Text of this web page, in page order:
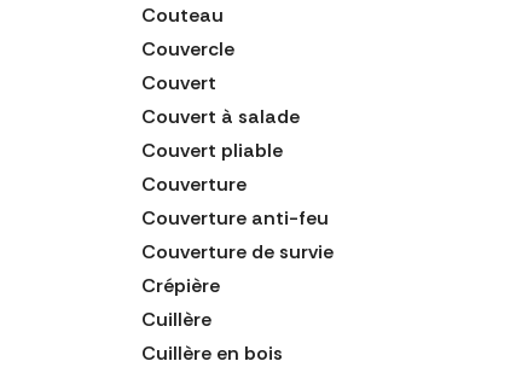
Couteau
Couvercle
Couvert
Couvert à salade
Couvert pliable
Couverture
Couverture anti-feu
Couverture de survie
Crépière
Cuillère
Cuillère en bois